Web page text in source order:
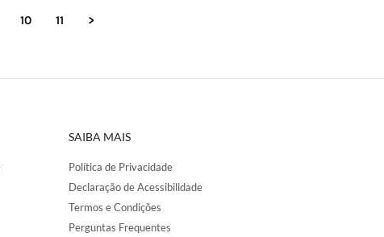
10 11 >
SAIBA MAIS
Política de Privacidade
Declaração de Acessibilidade
Termos e Condições
Perguntas Frequentes